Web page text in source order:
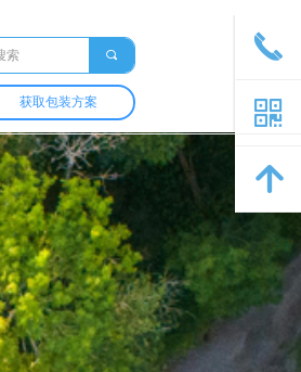
获取包装方案
끠 끅
낃
녕